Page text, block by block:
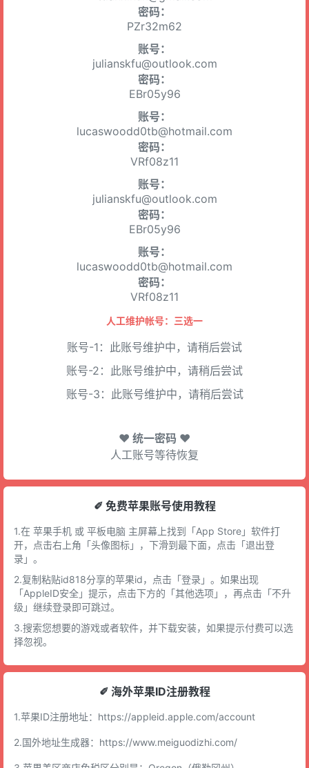
密码：
PZr32m62
账号：
julianskfu@outlook.com
密码：
EBr05y96
账号：
lucaswoodd0tb@hotmail.com
密码：
VRf08z11
账号：
julianskfu@outlook.com
密码：
EBr05y96
账号：
lucaswoodd0tb@hotmail.com
密码：
VRf08z11
人工维护帐号：三选一
账号-1：此账号维护中，请稍后尝试
账号-2：此账号维护中，请稍后尝试
账号-3：此账号维护中，请稍后尝试
♥ 统一密码 ♥
人工账号等待恢复
✐ 免费苹果账号使用教程
1.在 苹果手机 或 平板电脑 主屏幕上找到「App Store」软件打
开，点击右上角「头像图标」，下滑到最下面，点击「退出登
录」。
2.复制粘贴id818分享的苹果id，点击「登录」。如果出现
「AppleID安全」提示，点击下方的「其他选项」，再点击「不升
级」继续登录即可跳过。
3.搜索您想要的游戏或者软件，并下载安装，如果提示付费可以选
择忽视。
✐ 海外苹果ID注册教程
1.苹果ID注册地址： https://appleid.apple.com/account
2.国外地址生成器： https://www.meiguodizhi.com/